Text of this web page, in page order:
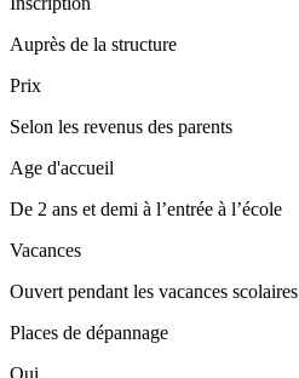
Auprès de la structure
Prix
Selon les revenus des parents
Age d'accueil
De 2 ans et demi à l’entrée à l’école
Vacances
Ouvert pendant les vacances scolaires
Places de dépannage
Oui